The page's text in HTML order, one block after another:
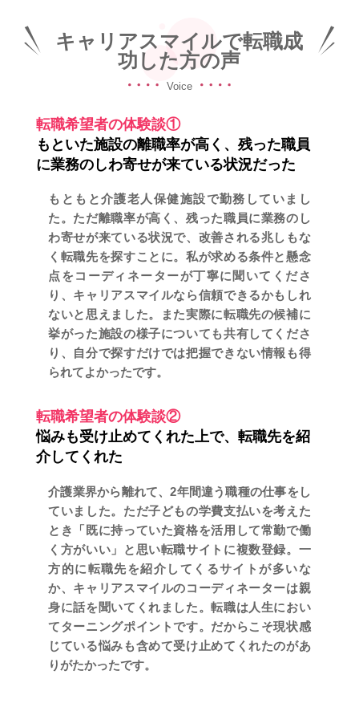
キャリアスマイルで転職成
功した方の声
Voice
転職希望者の体験談①
もといた施設の離職率が高く、残った職員
に業務のしわ寄せが来ている状況だった
もともと介護老人保健施設で勤務していまし
た。ただ離職率が高く、残った職員に業務のし
わ寄せが来ている状況で、改善される兆しもな
く転職先を探すことに。私が求める条件と懸念
点をコーディネーターが丁寧に聞いてくださ
り、キャリアスマイルなら信頼できるかもしれ
ないと思えました。また実際に転職先の候補に
挙がった施設の様子についても共有してくださ
り、自分で探すだけでは把握できない情報も得
られてよかったです。
転職希望者の体験談②
悩みも受け止めてくれた上で、転職先を紹
介してくれた
介護業界から離れて、2年間違う職種の仕事をし
ていました。ただ子どもの学費支払いを考えた
とき「既に持っていた資格を活用して常勤で働
く方がいい」と思い転職サイトに複数登録。一
方的に転職先を紹介してくるサイトが多いな
か、キャリアスマイルのコーディネーターは親
身に話を聞いてくれました。転職は人生におい
てターニングポイントです。だからこそ現状感
じている悩みも含めて受け止めてくれたのがあ
りがたかったです。